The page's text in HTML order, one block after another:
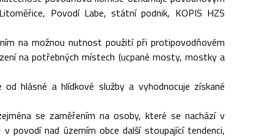
Povodí Labe, státní podnik, KOPIS HZS
na možnou nutnost použití při protipovodňovém
na potřebných místech (ucpané mosty, mostky a
hlásné a hlídkové služby a vyhodnocuje získané
se zaměřením na osoby, které se nachází v
povodí nad územím obce další stoupající tendenci,